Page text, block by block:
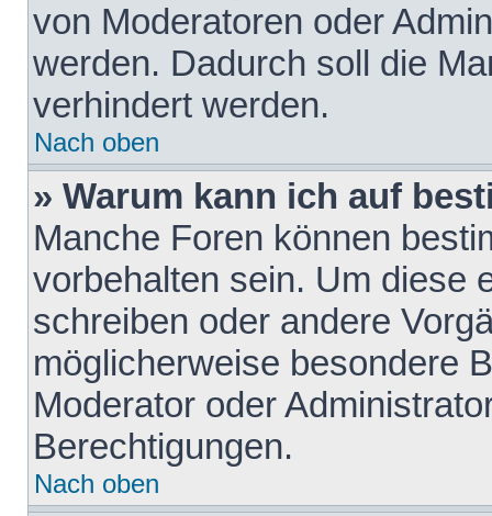
von Moderatoren oder
werden. Dadurch soll die
verhindert werden.
Nach oben
» Warum kann ich auf
Manche Foren können
vorbehalten sein. Um diese
schreiben oder andere
möglicherweise besondere
Moderator oder
Berechtigungen.
Nach oben